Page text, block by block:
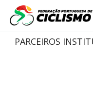
Close
PARCEIROS